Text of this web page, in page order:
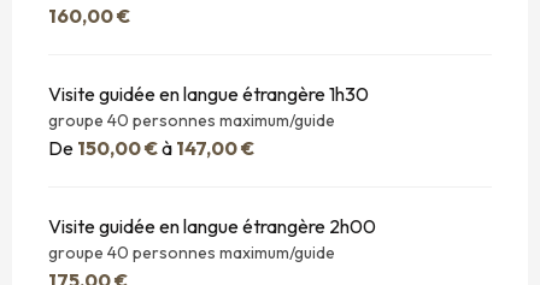
160,00 €
Visite guidée en langue étrangère 1h30
groupe 40 personnes maximum/guide
De 150,00 €à 147,00 €
Visite guidée en langue étrangère 2h00
groupe 40 personnes maximum/guide
175,00 €